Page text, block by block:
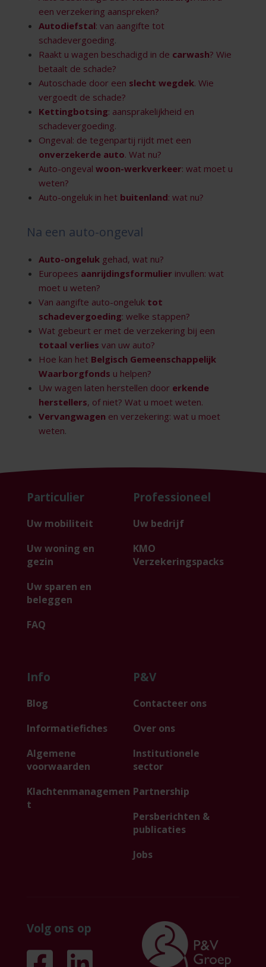
een verzekering aanspreken?
Autodiefstal: van aangifte tot
schadevergoeding.
Raakt u wagen beschadigd in de carwash? Wie
betaalt de schade?
Autoschade door een slecht wegdek. Wie
vergoedt de schade?
Kettingbotsing: aansprakelijkheid en
schadevergoeding.
Ongeval: de tegenpartij rijdt met een
onverzekerde auto. Wat nu?
Auto-ongeval woon-werkverkeer: wat moet u
weten?
Auto-ongeluk in het buitenland: wat nu?
Na een auto-ongeval
Auto-ongeluk gehad, wat nu?
Europees aanrijdingsformulier invullen: wat
moet u weten?
Van aangifte auto-ongeluk tot
schadevergoeding: welke stappen?
Wat gebeurt er met de verzekering bij een
totaal verlies van uw auto?
Hoe kan het Belgisch Gemeenschappelijk
Waarborgfonds u helpen?
Uw wagen laten herstellen door erkende
herstellers, of niet? Wat u moet weten.
Vervangwagen en verzekering: wat u moet
weten.
Particulier
Uw mobiliteit
Uw woning en
gezin
Uw sparen en
beleggen
FAQ
Professioneel
Uw bedrijf
KMO
Verzekeringspacks
Info
Blog
Informatiefiches
Algemene
voorwaarden
Klachtenmanagemen
t
P&V
Contacteer ons
Over ons
Institutionele
sector
Partnership
Persberichten &
publicaties
Jobs
Volg ons op